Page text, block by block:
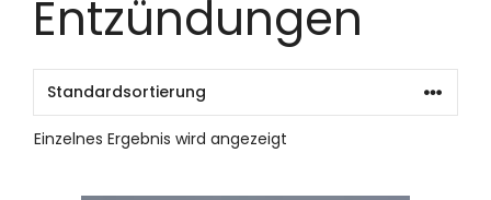
Entzündungen
Einzelnes Ergebnis wird angezeigt